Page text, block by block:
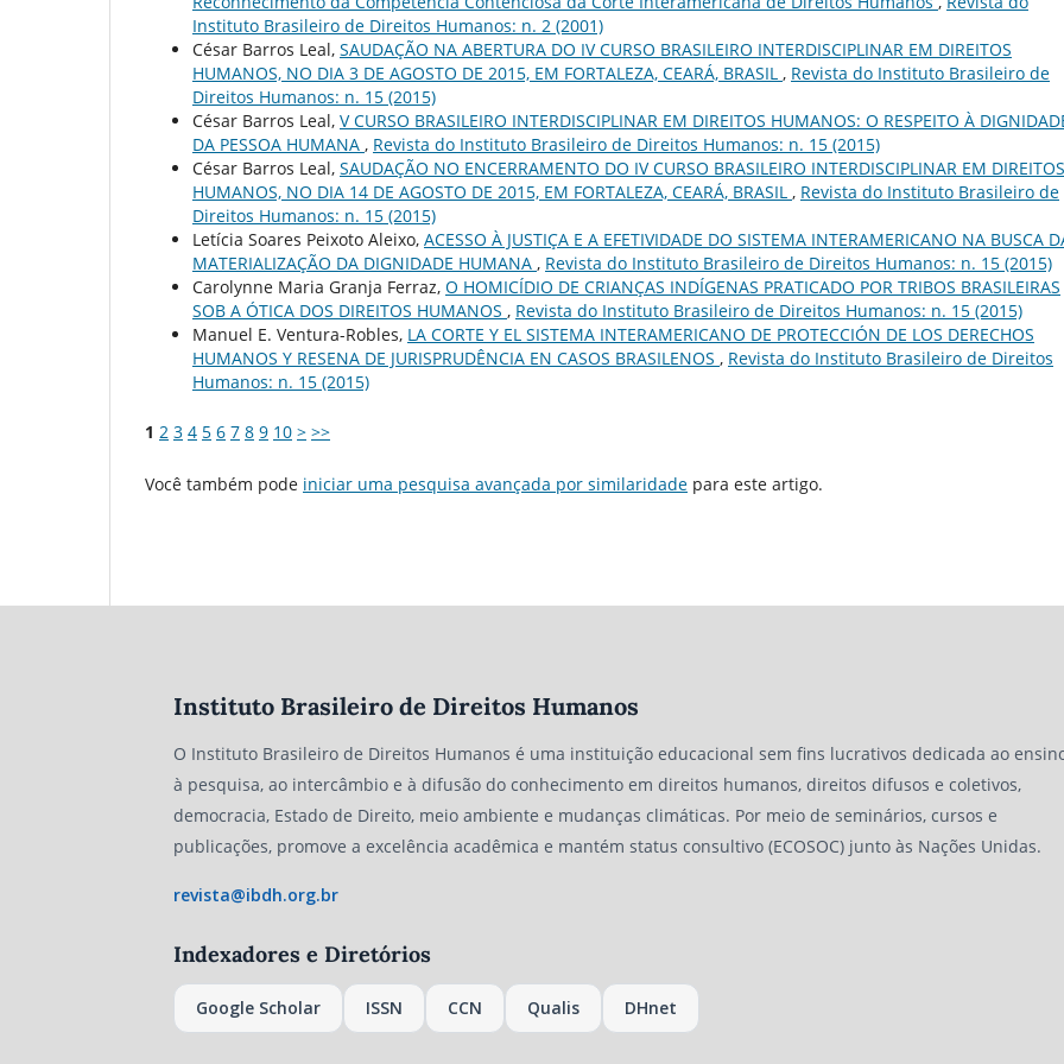
Instituto Brasileiro de Direitos Humanos: n. 2 (2001)
César Barros Leal, SAUDAÇÃO NA ABERTURA DO IV CURSO BRASILEIRO INTERDISCIPLINAR EM DIREITOS
HUMANOS, NO DIA 3 DE AGOSTO DE 2015, EM FORTALEZA, CEARÁ, BRASIL , Revista do Instituto Brasileiro de
Direitos Humanos: n. 15 (2015)
César Barros Leal, V CURSO BRASILEIRO INTERDISCIPLINAR EM DIREITOS HUMANOS: O RESPEITO À
DA PESSOA HUMANA , Revista do Instituto Brasileiro de Direitos Humanos: n. 15 (2015)
César Barros Leal, SAUDAÇÃO NO ENCERRAMENTO DO IV CURSO BRASILEIRO INTERDISCIPLINAR EM DIREITOS
HUMANOS, NO DIA 14 DE AGOSTO DE 2015, EM FORTALEZA, CEARÁ, BRASIL , Revista do Instituto Brasileiro de
Direitos Humanos: n. 15 (2015)
Letícia Soares Peixoto Aleixo, ACESSO À JUSTIÇA E A EFETIVIDADE DO SISTEMA INTERAMERICANO NA BUSCA
MATERIALIZAÇÃO DA DIGNIDADE HUMANA , Revista do Instituto Brasileiro de Direitos Humanos: n. 15 (2015)
Carolynne Maria Granja Ferraz, O HOMICÍDIO DE CRIANÇAS INDÍGENAS PRATICADO POR TRIBOS BRASILEIRAS
SOB A ÓTICA DOS DIREITOS HUMANOS , Revista do Instituto Brasileiro de Direitos Humanos: n. 15 (2015)
Manuel E. Ventura-Robles, LA CORTE Y EL SISTEMA INTERAMERICANO DE PROTECCIÓN DE LOS DERECHOS
HUMANOS Y RESENA DE JURISPRUDÊNCIA EN CASOS BRASILENOS , Revista do Instituto Brasileiro de Direitos
Humanos: n. 15 (2015)
1 2 3 4 5 6 7 8 9 10 > >>
Você também pode iniciar uma pesquisa avançada por similaridade para este artigo.
Instituto Brasileiro de Direitos Humanos
O Instituto Brasileiro de Direitos Humanos é uma instituição educacional sem fins lucrativos dedicada ao
à pesquisa, ao intercâmbio e à difusão do conhecimento em direitos humanos, direitos difusos e coletivos,
democracia, Estado de Direito, meio ambiente e mudanças climáticas. Por meio de seminários, cursos e
publicações, promove a excelência acadêmica e mantém status consultivo (ECOSOC) junto às Nações Unidas.
revista@ibdh.org.br
Indexadores e Diretórios
Google Scholar ISSN CCN Qualis DHnet